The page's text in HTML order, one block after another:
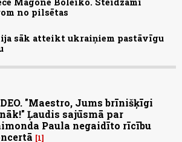
no pilsētas
sāk atteikt ukraiņiem pastāvīgu
"Maestro, Jums brīnišķīgi
Ļaudis sajūsmā par
Paula negaidīto rīcību
1